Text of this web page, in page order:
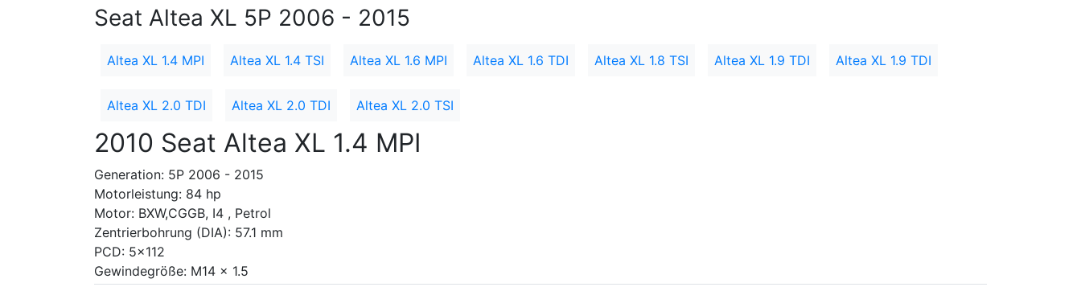
Seat Altea XL 5P 2006 - 2015
Altea XL 1.4 MPI Altea XL 1.4 TSI Altea XL 1.6 MPI Altea XL 1.6 TDI Altea XL 1.8 TSI Altea XL 1.9 TDI Altea XL 1.9 TDI
Altea XL 2.0 TDI Altea XL 2.0 TDI Altea XL 2.0 TSI
2010 Seat Altea XL 1.4 MPI
Generation: 5P 2006 - 2015
Motorleistung: 84 hp
Motor: BXW,CGGB, I4 , Petrol
Zentrierbohrung (DIA): 57.1 mm
PCD: 5x112
Gewindegröße: M14 x 1.5